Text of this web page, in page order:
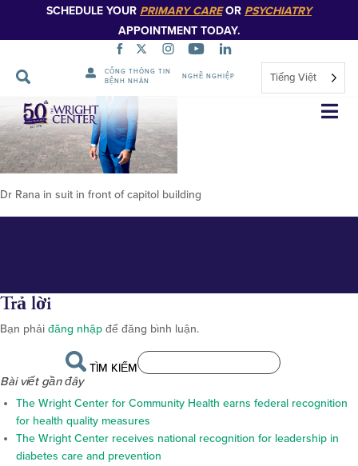
SCHEDULE YOUR PRIMARY CAREOR PSYCHIATRY
APPOINTMENT TODAY.
CỔNG THÔNG TIN
BỆNH NHÂN
NGHỀ NGHIỆP Tiếng Việt
Bỏ
qua
điều
hướng
Dr Usman Rana2-Capitol
Dr Rana in suit in front of capitol building
Trả lời
Bạn phải đăng nhập để đăng bình luận.
TÌM KIẾM
Bài viết gần đây
The Wright Center for Community Health earns federal recognition
for health quality measures
The Wright Center receives national recognition for leadership in
diabetes care and prevention